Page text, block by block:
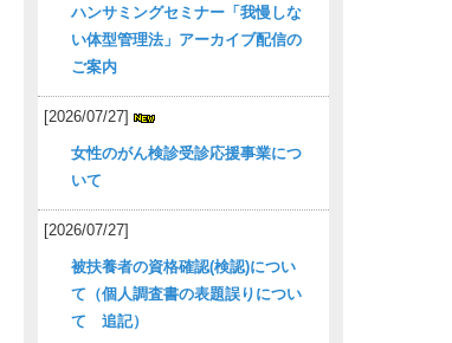
ハンサミングセミナー「我慢しな
い体型管理法」アーカイブ配信の
ご案内
[2026/07/27]
女性のがん検診受診応援事業につ
いて
[2026/07/27]
被扶養者の資格確認(検認)につい
て（個人調査書の表題誤りについ
て 追記）